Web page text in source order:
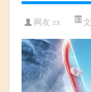
网友:zx